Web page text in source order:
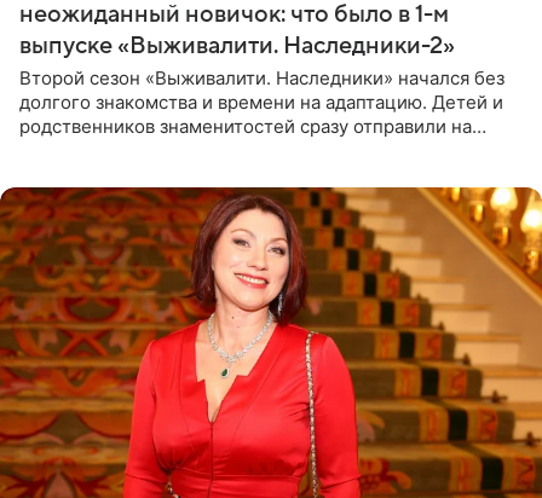
неожиданный новичок: что было в 1-м
выпуске «Выживалити. Наследники-2»
Второй сезон «Выживалити. Наследники» начался без
долгого знакомства и времени на адаптацию. Детей и
родственников знаменитостей сразу отправили на